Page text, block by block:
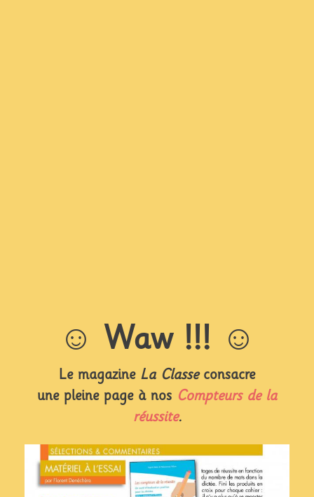
Ces chansons qui
font l'histoire,
partie 1
☺︎ Waw !!! ☺︎
Le magazine La Classeconsacre
une pleine page à nos Compteurs de la
réussite.